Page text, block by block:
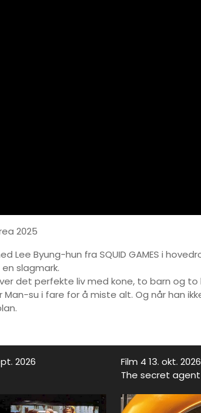
2025
Lee Byung-hun fra SQUID GAMES i
slagmark.
det perfekte liv med kone, to barn og to
su i fare for å miste alt. Og når han
2026
Film 4 13. okt. 2026
The secret agent